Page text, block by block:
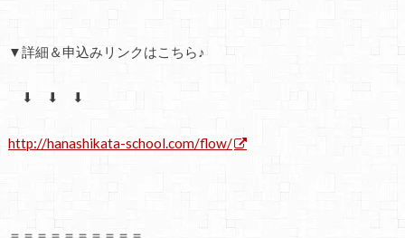
▼詳細＆申込み リンクはこちら♪
⬇ ⬇ ⬇
http://hanashikata-school.com/flow/
＝＝＝＝＝＝＝＝＝＝